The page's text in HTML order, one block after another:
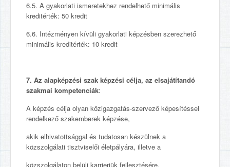
6.5. A gyakorlati ismeretekhez rendelhető minimális
kreditérték: 50 kredit
6.6. Intézményen kívüli gyakorlati képzésben szerezhető
minimális kreditérték: 10 kredit
7. Az alapképzési szak képzési célja, az elsajátítandó
szakmai kompetenciák:
A képzés célja olyan közigazgatás-szervező képesítéssel
rendelkező szakemberek képzése,
akik elhivatottsággal és tudatosan készülnek a
közszolgálati tisztviselői életpályára, illetve a
közszolgálaton belüli karrierjük fejlesztésére.